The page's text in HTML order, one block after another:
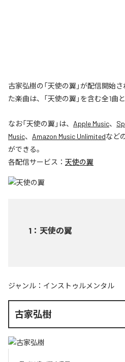
古家弘樹の「天使の翼」が配信開始
た楽曲は、「天使の翼」を含む全1曲
なお「天使の翼 」は、 Apple Music、
Music、 Amazon Music Unlimitedなど
ができる。
各配信サービス： 天使の翼
1 ： 天使の翼
ジャンル： インストゥルメンタル
古家弘樹